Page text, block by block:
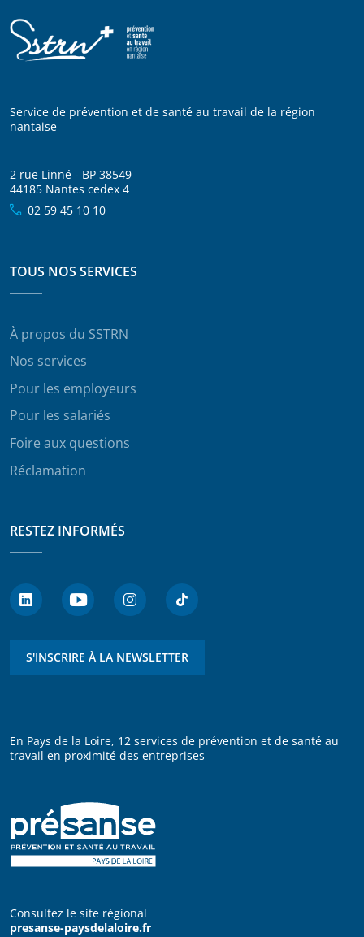
Service de prévention et de santé au travail de la région
nantaise
2 rue Linné - BP 38549
44185 Nantes cedex 4
02 59 45 10 10
TOUS NOS SERVICES
À propos du SSTRN
Nos services
Pour les employeurs
Pour les salariés
Foire aux questions
Réclamation
RESTEZ INFORMÉS
S'INSCRIRE À LA NEWSLETTER
En Pays de la Loire, 12 services de prévention et de santé au
travail en proximité des entreprises
Consultez le site régional
presanse-paysdelaloire.fr